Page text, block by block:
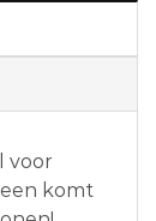
voor
komt